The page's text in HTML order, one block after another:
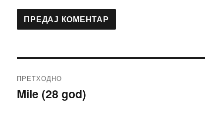
чланка
ПРЕТХОДНО
Претходни
Mile (28 god)